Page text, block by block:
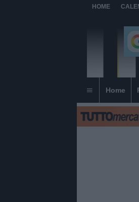
HOME
Home